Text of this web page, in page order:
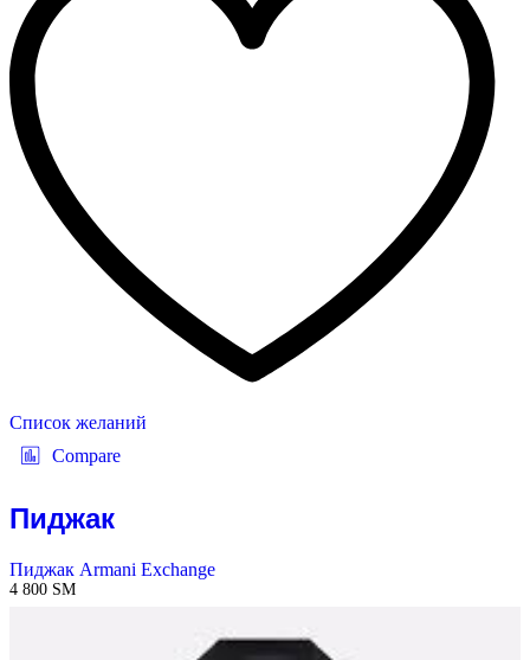
Список желаний
Compare
Пиджак
Пиджак Armani Exchange
4 800 ЅМ